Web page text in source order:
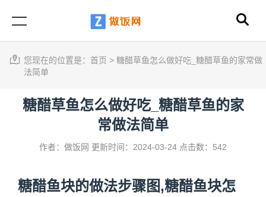
您现在的位置是： 首页 > 糖醋草鱼怎么做好吃_糖醋草鱼的家常做
法简单
糖醋草鱼怎么做好吃_糖醋草鱼的家
常做法简单
作者：做饭网 更新时间：2024-03-24 点击数：542
糖醋鱼块的做法步骤图,糖醋鱼块怎